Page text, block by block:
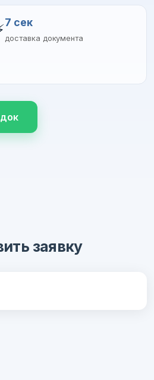
7 сек
доставка документа
заявку